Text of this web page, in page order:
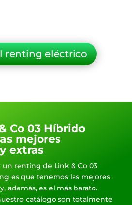
renting eléctrico
Co 03 Híbrido
mejores
extras
renting de Link & Co 03
es que tenemos las mejores
además, es el más barato.
catálogo son totalmente